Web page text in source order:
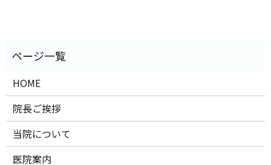
HOME
院長ご挨拶
当院について
医院案内